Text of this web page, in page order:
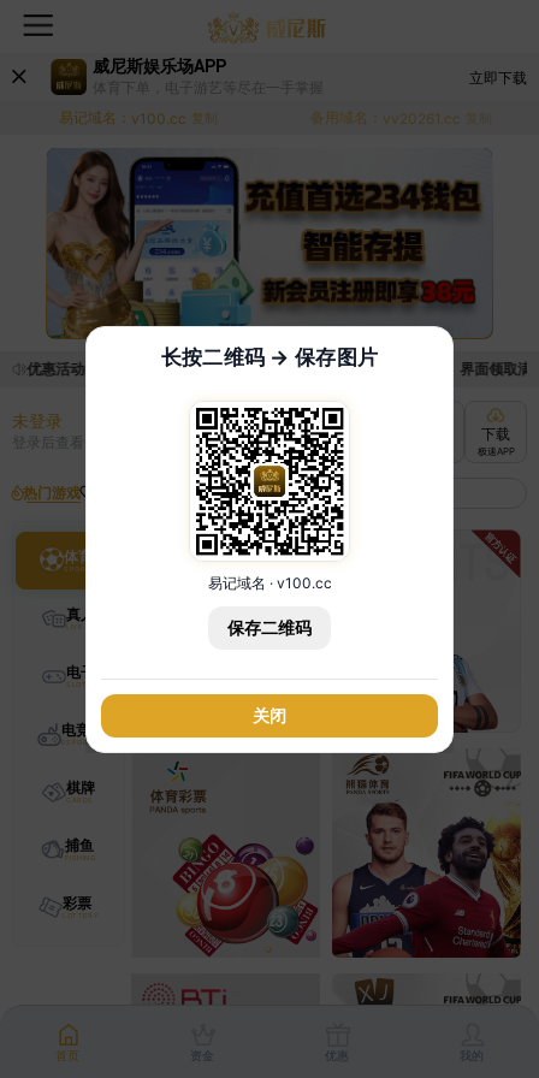
威尼斯娱乐场APP
体育下单，电子游艺等尽在一手掌握
立即下载
易记域名： v100.cc 复制 备用域名： vv20261.cc 复制
取优惠活动的手续麻烦，已新增优惠系统，现在可以前往【福利中心】界面领取
未登录
登录后查看 充值
快速到账
下载
极速APP
热门游戏
体育
真人
电子
电竞
棋牌
捕鱼
彩票
首页 资金 优惠 我的
长按二维码 → 保存图片
易记域名 · v100.cc
保存二维码
关闭